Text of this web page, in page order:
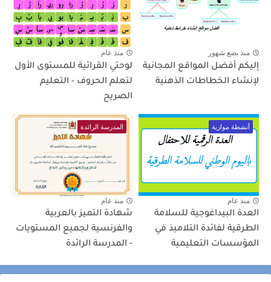
منذ بضع شهور
إليكم أفضل المواقع المجانية
لإنشاء الخطاطات الذهنية
منذ عام
لوحتي القرائية للمستوى الأول
لتعلم الحروف - التعليم
الصريح
أنشطة موازية
منذ عام
العدة البيداغوجية للسلامة
الطرقية لفائدة التلاميذ في
المؤسسات التعليمية
المدرسة الرائدة
منذ عام
شهادة التميز بالعربية
والفرنسية لجميع المستويات
- المدرسة الرائدة